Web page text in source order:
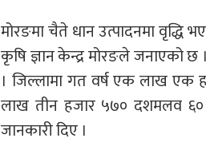
मोरङमा चैते धान उत्पादनमा वृद्धि
कृषि ज्ञान केन्द्र मोरङले जनाएको
। जिल्लामा गत वर्ष एक लाख एक
लाख तीन हजार ५७० दशमलव ६०
जानकारी दिए ।